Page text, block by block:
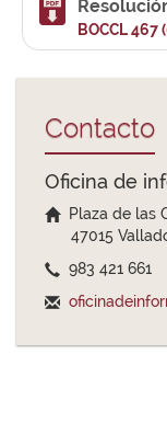
BOCCL
Contacto
Oficina de
Plaza de las
47015
983 421 661